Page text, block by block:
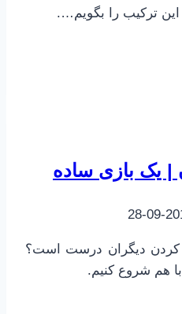
ترکیب را بگویم….
| یک بازی ساده
دیگران درست است؟
هم شروع کنیم.